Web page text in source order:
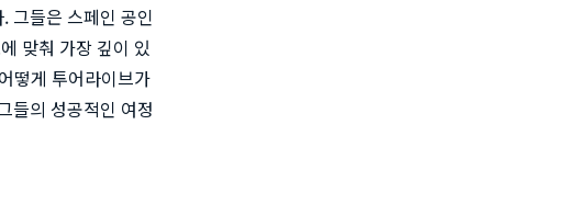
그들은 스페인 공인
맞춰 가장 깊이 있
떻게 투어라이브가
들의 성공적인 여정